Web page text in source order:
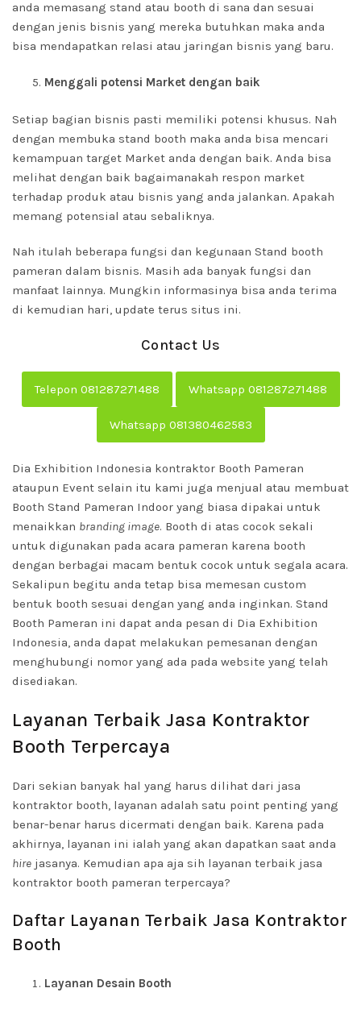
anda memasang stand atau booth di sana dan sesuai
dengan jenis bisnis yang mereka butuhkan maka anda
bisa mendapatkan relasi atau jaringan bisnis yang baru.
Menggali potensi Market dengan baik
Setiap bagian bisnis pasti memiliki potensi khusus. Nah
dengan membuka stand booth maka anda bisa mencari
kemampuan target Market anda dengan baik. Anda bisa
melihat dengan baik bagaimanakah respon market
terhadap produk atau bisnis yang anda jalankan. Apakah
memang potensial atau sebaliknya.
Nah itulah beberapa fungsi dan kegunaan Stand booth
pameran dalam bisnis. Masih ada banyak fungsi dan
manfaat lainnya. Mungkin informasinya bisa anda terima
di kemudian hari, update terus situs ini.
Contact Us
Telepon 081287271488 Whatsapp 081287271488
Whatsapp 081380462583
Dia Exhibition Indonesia kontraktor Booth Pameran
ataupun Event selain itu kami juga menjual atau membuat
Booth Stand Pameran Indoor yang biasa dipakai untuk
menaikkan branding image. Booth di atas cocok sekali
untuk digunakan pada acara pameran karena booth
dengan berbagai macam bentuk cocok untuk segala acara.
Sekalipun begitu anda tetap bisa memesan custom
bentuk booth sesuai dengan yang anda inginkan. Stand
Booth Pameran ini dapat anda pesan di Dia Exhibition
Indonesia, anda dapat melakukan pemesanan dengan
menghubungi nomor yang ada pada website yang telah
disediakan.
Layanan Terbaik Jasa Kontraktor
Booth Terpercaya
Dari sekian banyak hal yang harus dilihat dari jasa
kontraktor booth, layanan adalah satu point penting yang
benar-benar harus dicermati dengan baik. Karena pada
akhirnya, layanan ini ialah yang akan dapatkan saat anda
hire jasanya. Kemudian apa aja sih layanan terbaik jasa
kontraktor booth pameran terpercaya?
Daftar Layanan Terbaik Jasa Kontraktor
Booth
Layanan Desain Booth